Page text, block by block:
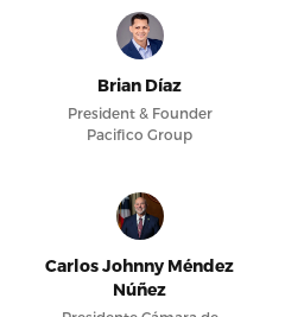
Brian Díaz
President & Founder
Pacifico Group
Carlos Johnny Méndez
Núñez